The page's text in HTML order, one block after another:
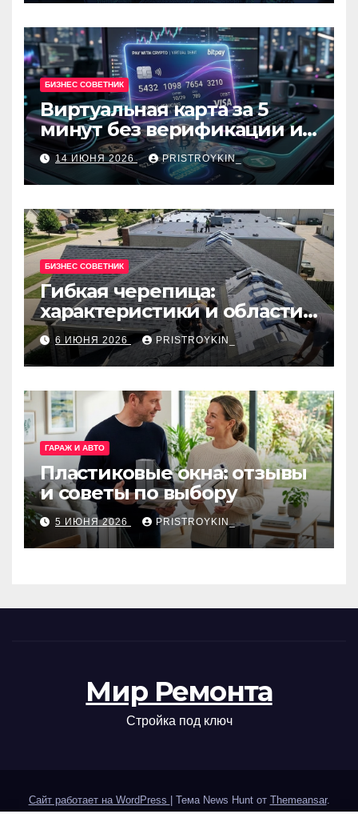
БИЗНЕС СОВЕТНИК
Виртуальная карта за 5
минут без верификации и
банков с пополнением в
USDT
14 ИЮНЯ 2026 PRISTROYKIN_
БИЗНЕС СОВЕТНИК
Гибкая черепица:
характеристики и области
применения
6 ИЮНЯ 2026 PRISTROYKIN_
ГАРАЖ И АВТО
Пластиковые окна: отзывы
и советы по выбору
5 ИЮНЯ 2026 PRISTROYKIN_
Мир Ремонта
Стройка под ключ
Сайт работает на WordPress Тема News Hunt от Themeansar.